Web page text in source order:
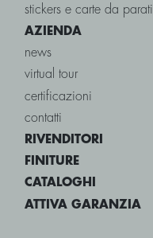
stickers e carte da parati
AZIENDA
news
virtual tour
certificazioni
contatti
RIVENDITORI
FINITURE
CATALOGHI
ATTIVA GARANZIA